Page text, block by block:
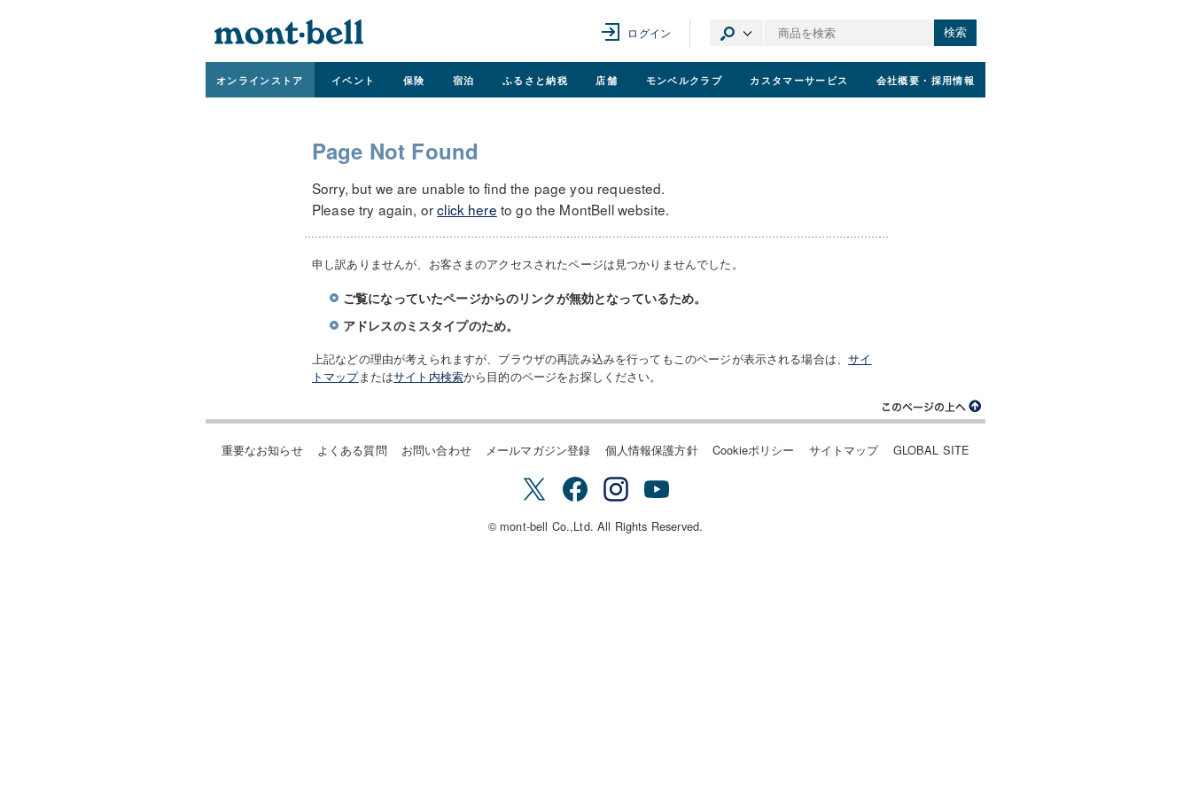
ログイン 検索
オンラインストア イベント 保険 宿泊 ふるさと納税 店舗 モンベルクラブ カスタマーサービス 会社概要 ・採用情報
Page Not Found
Sorry, but we are unable to find the page you requested.
Please try again, orclick here to go the MontBell website.
申し訳ありませんが、お客さまのアクセスされたページは見つかりませんでした。
ご覧になっていたページからのリンクが無効となっているため。
アドレスのミスタイプのため。
上記などの理由が考えられますが、ブラウザの再読み込みを行ってもこのページが表示される場合は、サイ
トマップまたはサイト内検索から目的のページをお探しください。
重要なお知らせ よくある質問 お問い合わせ メールマガジン登録 個人情報保護方針 Cookieポリシー サイトマップ GLOBAL SITE
© mont-bell Co.,Ltd. All Rights Reserved.